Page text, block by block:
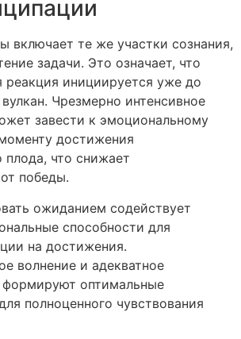
включает те же участки сознания,
задачи. Это означает, что
реакция инициируется уже до
Чрезмерно интенсивное
завести к эмоциональному
достижения
плода, что снижает
победы.
ожиданием содействует
способности для
на достижения.
волнение и адекватное
формируют оптимальные
полноценного чувствования